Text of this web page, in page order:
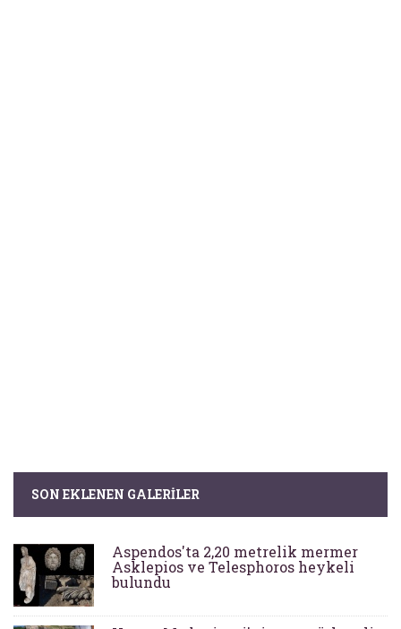
SON EKLENEN GALERILER
Aspendos'ta 2,20 metrelik mermer
Asklepios ve Telesphoros heykeli
bulundu